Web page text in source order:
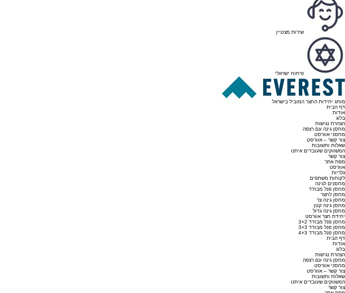
שירות מצטיין
פיתוח ישראלי
מותג יחידות החצר המוביל בישראל
דף הבית
אודות
בלוג
הצהרת נגישות
מחסן גינה עם רצפה
מחסני אוורסט
צור קשר – אוורסט
שאלות ותשובות
המשווקים שעובדים איתנו
צור קשר
מפת אתר
אוורסט
גלריות
לקוחות משתפים
מחסנים לגינה
מחסן פנל מבודד
מחסן לחצר
מחסן גינה צר
מחסן גינה קטן
מחסן גינה גדול
יחידת חצר אוורסט
מחסן פנל מבודד 2×3
מחסן פנל מבודד 3×3
מחסן פנל מבודד 3×4
דף הבית
אודות
בלוג
הצהרת נגישות
מחסן גינה עם רצפה
מחסני אוורסט
צור קשר – אוורסט
שאלות ותשובות
המשווקים שעובדים איתנו
צור קשר